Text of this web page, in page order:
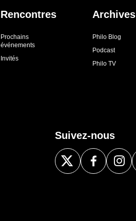
Rencontres
Prochains
événements
Invités
Archives
Philo Blog
Podcast
Philo TV
Suivez-nous